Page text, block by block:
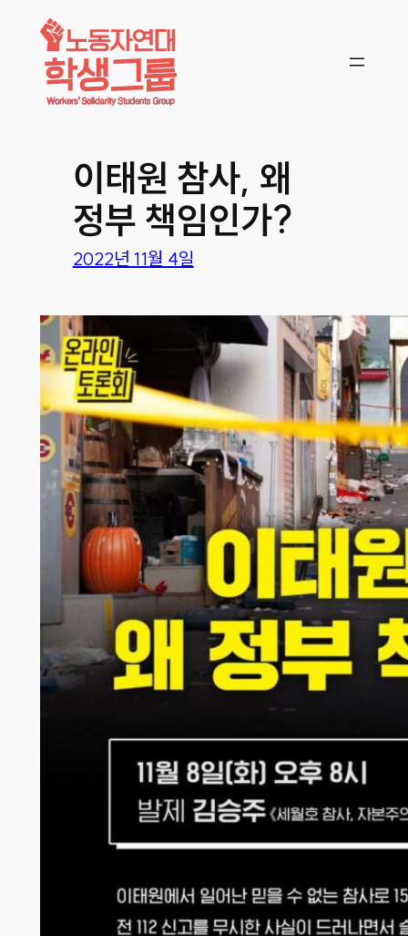
콘텐츠로
바로가기
이태원 참사, 왜
정부 책임인가?
2022년 11월 4일